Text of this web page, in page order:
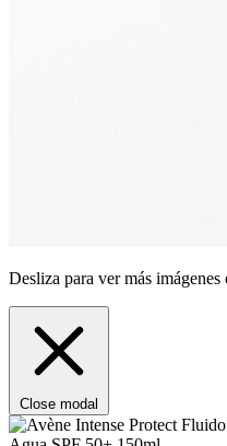
Desliza para ver más
Close modal